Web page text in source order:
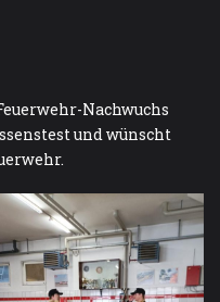
Nachwuchs
und wünscht